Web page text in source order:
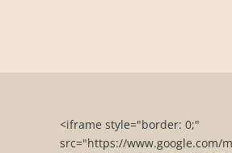
<iframe style="border: 0;"
src="https://www.google.com/